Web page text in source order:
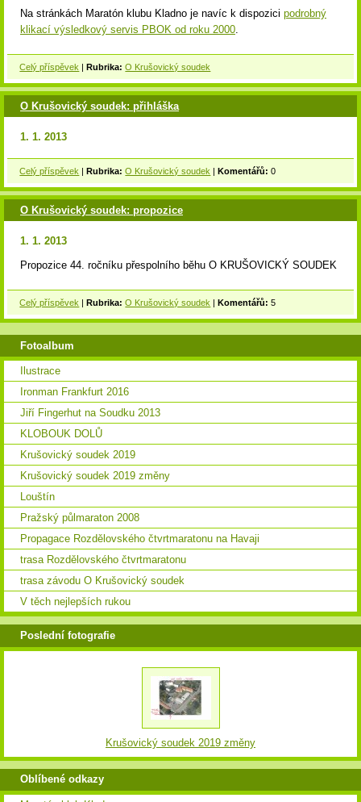
Na stránkách Maratón klubu Kladno je navíc k dispozici podrobný
klikací výsledkový servis PBOK od roku 2000.
Celý příspěvek |Rubrika: O Krušovický soudek
O Krušovický soudek: přihláška
1. 1. 2013
Celý příspěvek |Rubrika: O Krušovický soudek |Komentářů: 0
O Krušovický soudek: propozice
1. 1. 2013
Propozice 44. ročníku přespolního běhu O KRUŠOVICKÝ SOUDEK
Celý příspěvek |Rubrika: O Krušovický soudek |Komentářů: 5
Fotoalbum
Ilustrace
Ironman Frankfurt 2016
Jiří Fingerhut na Soudku 2013
KLOBOUK DOLŮ
Krušovický soudek 2019
Krušovický soudek 2019 změny
Louštín
Pražský půlmaraton 2008
Propagace Rozdělovského čtvrtmaratonu na Havaji
trasa Rozdělovského čtvrtmaratonu
trasa závodu O Krušovický soudek
V těch nejlepších rukou
Poslední fotografie
Krušovický soudek 2019 změny
Oblíbené odkazy